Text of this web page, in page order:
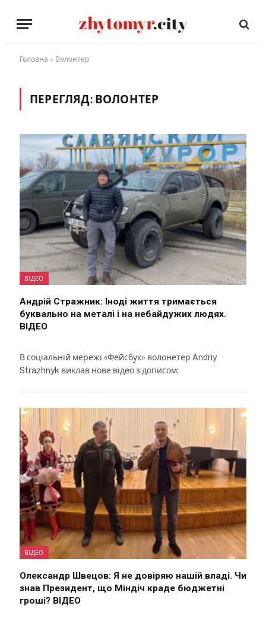
Головна » Волонтер
ПЕРЕГЛЯД: ВОЛОНТЕР
ВІДЕО
Андрій Стражник: Іноді життя тримається
буквально на металі і на небайдужих людях.
ВІДЕО
В соціальній мережі «Фейсбук» волонетер Andriy
Strazhnyk виклав нове відео з дописом:
ВІДЕО
Олександр Швецов: Я не довіряю нашій владі. Чи
знав Президент, що Міндіч краде бюджетні
гроші? ВІДЕО